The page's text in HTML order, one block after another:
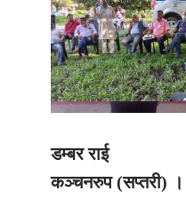
डम्बर राई
कञ्चनरुप (सप्तरी) ।